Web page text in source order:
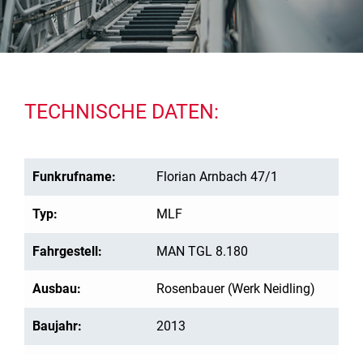
TECHNISCHE DATEN:
Funkrufname: Florian Arnbach 47/1
Typ: MLF
Fahrgestell: MAN TGL 8.180
Ausbau: Rosenbauer (Werk Neidling)
Baujahr: 2013